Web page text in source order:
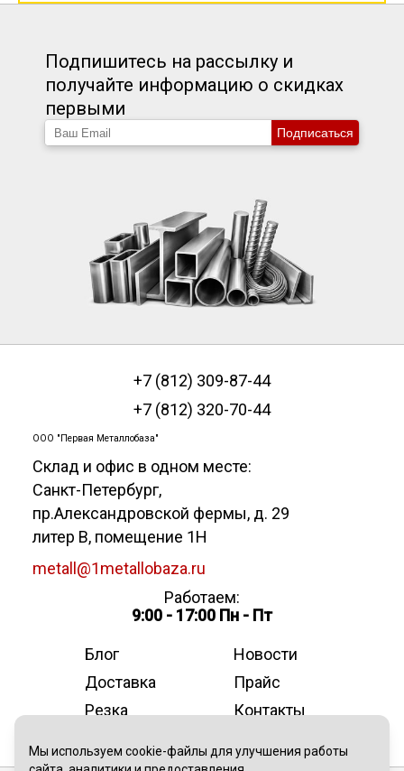
Подпишитесь на рассылку и
получайте информацию о скидках
первыми
Подписаться
+7 (812) 309-87-44
+7 (812) 320-70-44
ООО "Первая Металлобаза"
Склад и офис в одном месте:
Санкт-Петербург,
пр.Александровской фермы, д. 29
литер В, помещение 1Н
metall@1metallobaza.ru
Работаем:
9:00 - 17:00 Пн - Пт
Блог
Новости
Доставка
Прайс
Резка
Контакты
Мы используем cookie-файлы для улучшения работы